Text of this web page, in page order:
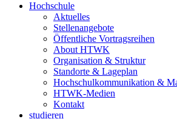
Hochschule
Aktuelles
Stellenangebote
Öffentliche Vortragsreihen
About HTWK
Organisation & Struktur
Standorte & Lageplan
Hochschulkommunikation &
HTWK-Medien
Kontakt
studieren